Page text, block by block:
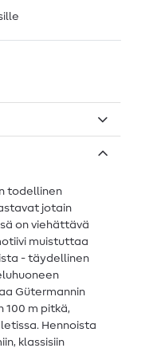
todellinen
jotain
on viehättävä
muistuttaa
- täydellinen
Gütermannin
100 m pitkä,
Hennoista
klassisiin